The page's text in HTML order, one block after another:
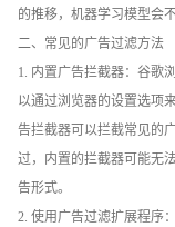
的推移，机器学习模型会
二、常见的广告过滤方法
1. 内置广告拦截器：谷歌
以通过浏览器的设置选项
告拦截器可以拦截常见的
过，内置的拦截器可能无
告形式。
2. 使用广告过滤扩展程序